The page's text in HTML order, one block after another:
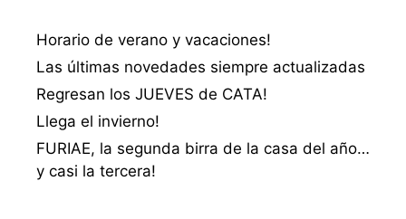
Horario de verano y vacaciones!
Las últimas novedades siempre actualizadas
Regresan los JUEVES de CATA!
Llega el invierno!
FURIAE, la segunda birra de la casa del año…
y casi la tercera!